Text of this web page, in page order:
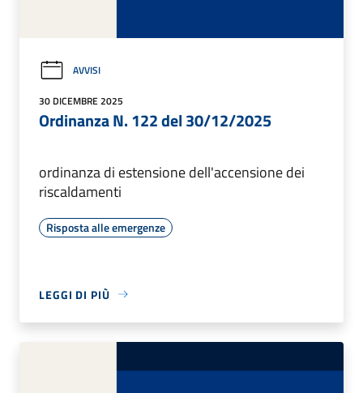
AVVISI
30 DICEMBRE 2025
Ordinanza N. 122 del 30/12/2025
ordinanza di estensione dell'accensione dei
riscaldamenti
Risposta alle emergenze
LEGGI DI PIÙ